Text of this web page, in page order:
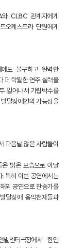
CLBC 관계자에게
오케스트라 단원에게
도 불구하고 완벽한
더 탁월한 연주 실력을
일어나서 기립박수를
달장애인의 가능성을
다음날 많은 사람들이
밝은 모습으로 이날
특히 이번 공연에서는
외 공연으로 찬송가를
달장애 음악천재들과
센터극장에서 한인